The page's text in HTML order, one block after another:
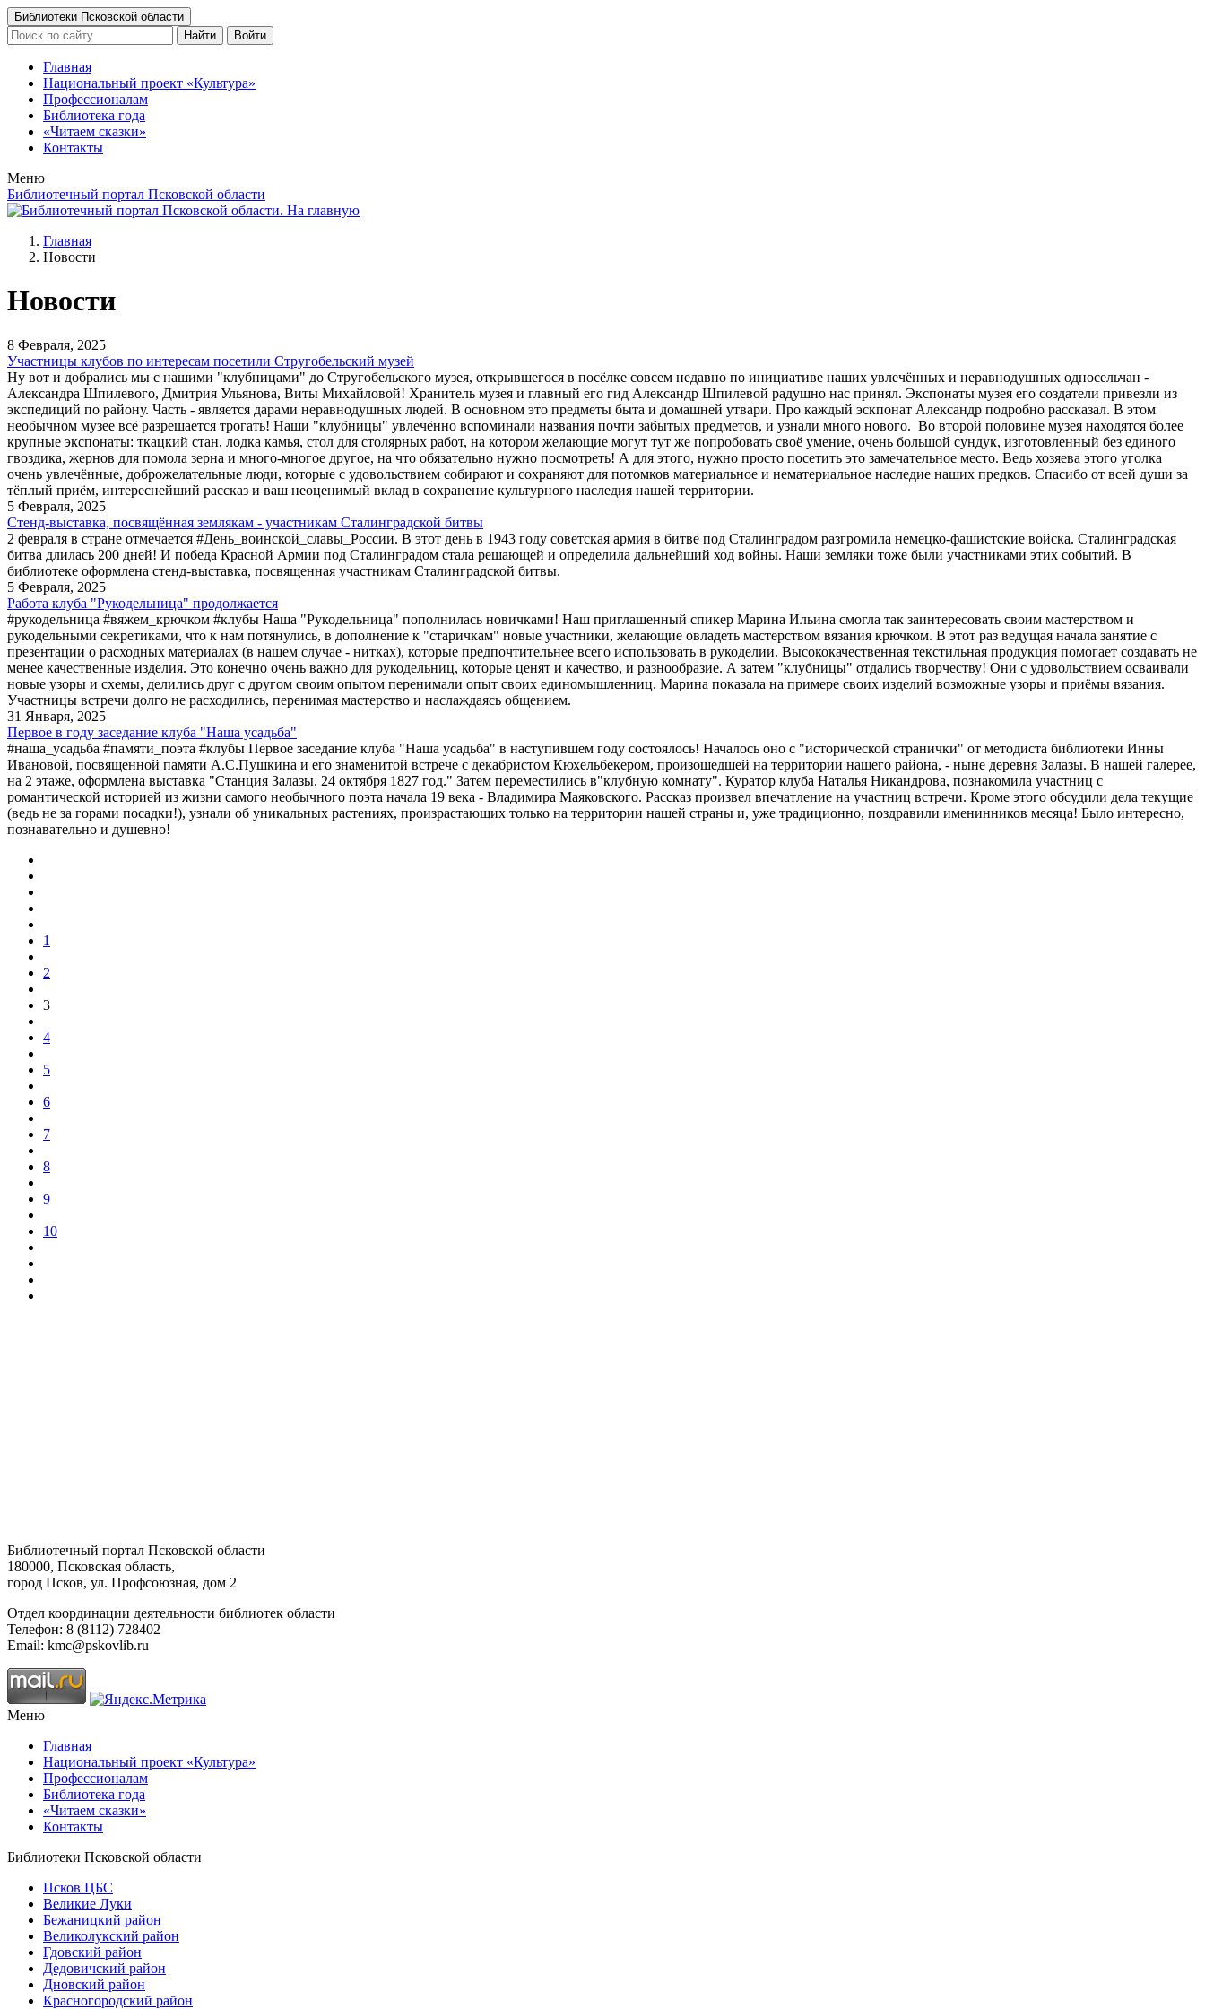
Библиотеки Псковской области
Найти
Войти
Главная
Национальный проект «Культура»
Профессионалам
Библиотека года
«Читаем сказки»
Контакты
Меню
Библиотечный портал Псковской области
Главная
Новости
Новости
8 Февраля, 2025
Участницы клубов по интересам посетили Стругобельский музей
Ну вот и добрались мы с нашими "клубницами" до Стругобельского музея, открывшегося в посёлке совсем недавно по инициативе наших увлечённых и неравнодушных односельчан -
Александра Шпилевого, Дмитрия Ульянова, Виты Михайловой! Хранитель музея и главный его гид Александр Шпилевой радушно нас принял. Экспонаты музея его создатели привезли из
экспедиций по району. Часть - является дарами неравнодушных людей. В основном это предметы быта и домашней утвари. Про каждый эскпонат Александр подробно рассказал. В этом
необычном музее всё разрешается трогать! Наши "клубницы" увлечённо вспоминали названия почти забытых предметов, и узнали много нового. ️ Во второй половине музея находятся более
крупные экспонаты: ткацкий стан, лодка камья, стол для столярных работ, на котором желающие могут тут же попробовать своё умение, очень большой сундук, изготовленный без единого
гвоздика, жернов для помола зерна и много-многое другое, на что обязательно нужно посмотреть! А для этого, нужно просто посетить это замечательное место. Ведь хозяева этого уголка
очень увлечённые, доброжелательные люди, которые с удовольствием собирают и сохраняют для потомков материальное и нематериальное наследие наших предков. Спасибо от всей души за
тёплый приём, интереснейший рассказ и ваш неоценимый вклад в сохранение культурного наследия нашей территории.
5 Февраля, 2025
Стенд-выставка, посвящённая землякам - участникам Сталинградской битвы
2 февраля в стране отмечается #День_воинской_славы_России. В этот день в 1943 году советская армия в битве под Сталинградом разгромила немецко-фашистские войска. Сталинградская
битва длилась 200 дней! И победа Красной Армии под Сталинградом стала решающей и определила дальнейший ход войны. Наши земляки тоже были участниками этих событий. В
библиотеке оформлена стенд-выставка, посвященная участникам Сталинградской битвы.
5 Февраля, 2025
Работа клуба "Рукодельница" продолжается
#рукодельница #вяжем_крючком #клубы Наша "Рукодельница" пополнилась новичками! Наш приглашенный спикер Марина Ильина смогла так заинтересовать своим мастерством и
рукодельными секретиками, что к нам потянулись, в дополнение к "старичкам" новые участники, желающие овладеть мастерством вязания крючком. В этот раз ведущая начала занятие с
презентации о расходных материалах (в нашем случае - нитках), которые предпочтительнее всего использовать в рукоделии. Высококачественная текстильная продукция помогает создавать не
менее качественные изделия. Это конечно очень важно для рукодельниц, которые ценят и качество, и разнообразие. А затем "клубницы" отдались творчеству! Они с удовольствием осваивали
новые узоры и схемы, делились друг с другом своим опытом перенимали опыт своих единомышленниц. Марина показала на примере своих изделий возможные узоры и приёмы вязания.
Участницы встречи долго не расходились, перенимая мастерство и наслаждаясь общением.
31 Января, 2025
Первое в году заседание клуба "Наша усадьба"
#наша_усадьба #памяти_поэта #клубы Первое заседание клуба "Наша усадьба" в наступившем году состоялось! Началось оно с "исторической странички" от методиста библиотеки Инны
Ивановой, посвященной памяти А.С.Пушкина и его знаменитой встрече с декабристом Кюхельбекером, произошедшей на территории нашего района, - ныне деревня Залазы. В нашей галерее,
на 2 этаже, оформлена выставка "Станция Залазы. 24 октября 1827 год."️ Затем переместились в"клубную комнату".️ Куратор клуба Наталья Никандрова, познакомила участниц с
романтической историей из жизни самого необычного поэта начала 19 века - Владимира Маяковского. Рассказ произвел впечатление на участниц встречи. Кроме этого обсудили дела текущие
(ведь не за горами посадки!), узнали об уникальных растениях, произрастающих только на территории нашей страны и, уже традиционно, поздравили именинников месяца! Было интересно,
познавательно и душевно!
1
2
3
4
5
6
7
8
9
10
Библиотечный портал Псковской области
180000, Псковская область,
город Псков, ул. Профсоюзная, дом 2
Отдел координации деятельности библиотек области
Телефон: 8 (8112) 728402
Email: kmc@pskovlib.ru
Меню
Главная
Национальный проект «Культура»
Профессионалам
Библиотека года
«Читаем сказки»
Контакты
Библиотеки Псковской области
Псков ЦБС
Великие Луки
Бежаницкий район
Великолукский район
Гдовский район
Дедовичский район
Дновский район
Красногородский район